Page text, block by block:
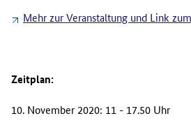
Mehr zur Veranstaltung und Link
Zeitplan:
10. November 2020: 11 - 17.50 Uhr